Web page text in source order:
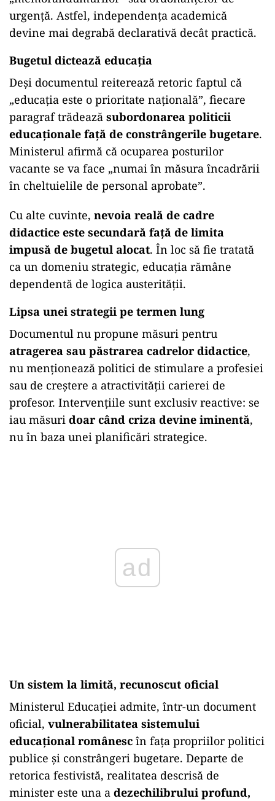
urgență. Astfel, independența academică
devine mai degrabă declarativă decât practică.
Bugetul dictează educația
Deși documentul reiterează retoric faptul că
„educația este o prioritate națională”, fiecare
paragraf trădează subordonarea politicii
educaționale față de constrângerile bugetare.
Ministerul afirmă că ocuparea posturilor
vacante se va face „numai în măsura încadrării
în cheltuielile de personal aprobate”.
Cu alte cuvinte, nevoia reală de cadre
didactice este secundară față de limita
impusă de bugetul alocat. În loc să fie tratată
ca un domeniu strategic, educația rămâne
dependentă de logica austerității.
Lipsa unei strategii pe termen lung
Documentul nu propune măsuri pentru
atragerea sau păstrarea cadrelor didactice,
nu menționează politici de stimulare a profesiei
sau de creștere a atractivității carierei de
profesor. Intervențiile sunt exclusiv reactive: se
iau măsuri doar când criza devine iminentă,
nu în baza unei planificări strategice.
ad
Un sistem la limită, recunoscut oficial
Ministerul Educației admite, într-un document
oficial, vulnerabilitatea sistemului
educațional românesc în fața propriilor politici
publice și constrângeri bugetare. Departe de
retorica festivistă, realitatea descrisă de
minister este una a dezechilibrului profund,